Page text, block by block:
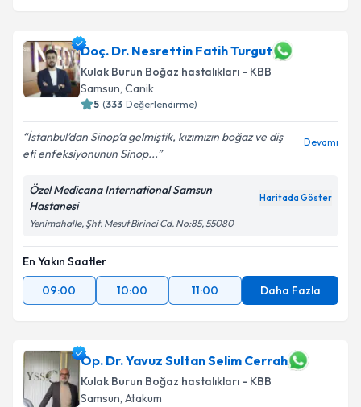
Doç. Dr. Nesrettin Fatih Turgut
Kulak Burun Boğaz hastalıkları - KBB
Samsun, Canik
5 (333 Değerlendirme)
İstanbul’dan Sinop’a gelmiştik, kızımızın boğaz ve diş
eti enfeksiyonunun Sinop...
Devamı
Özel Medicana International Samsun
Hastanesi
Haritada Göster
Yenimahalle, Şht. Mesut Birinci Cd. No:85, 55080
En Yakın Saatler
09:00
10:00 11:00 Daha Fazla
Op. Dr. Yavuz Sultan Selim Cerrah
Kulak Burun Boğaz hastalıkları - KBB
Samsun, Atakum